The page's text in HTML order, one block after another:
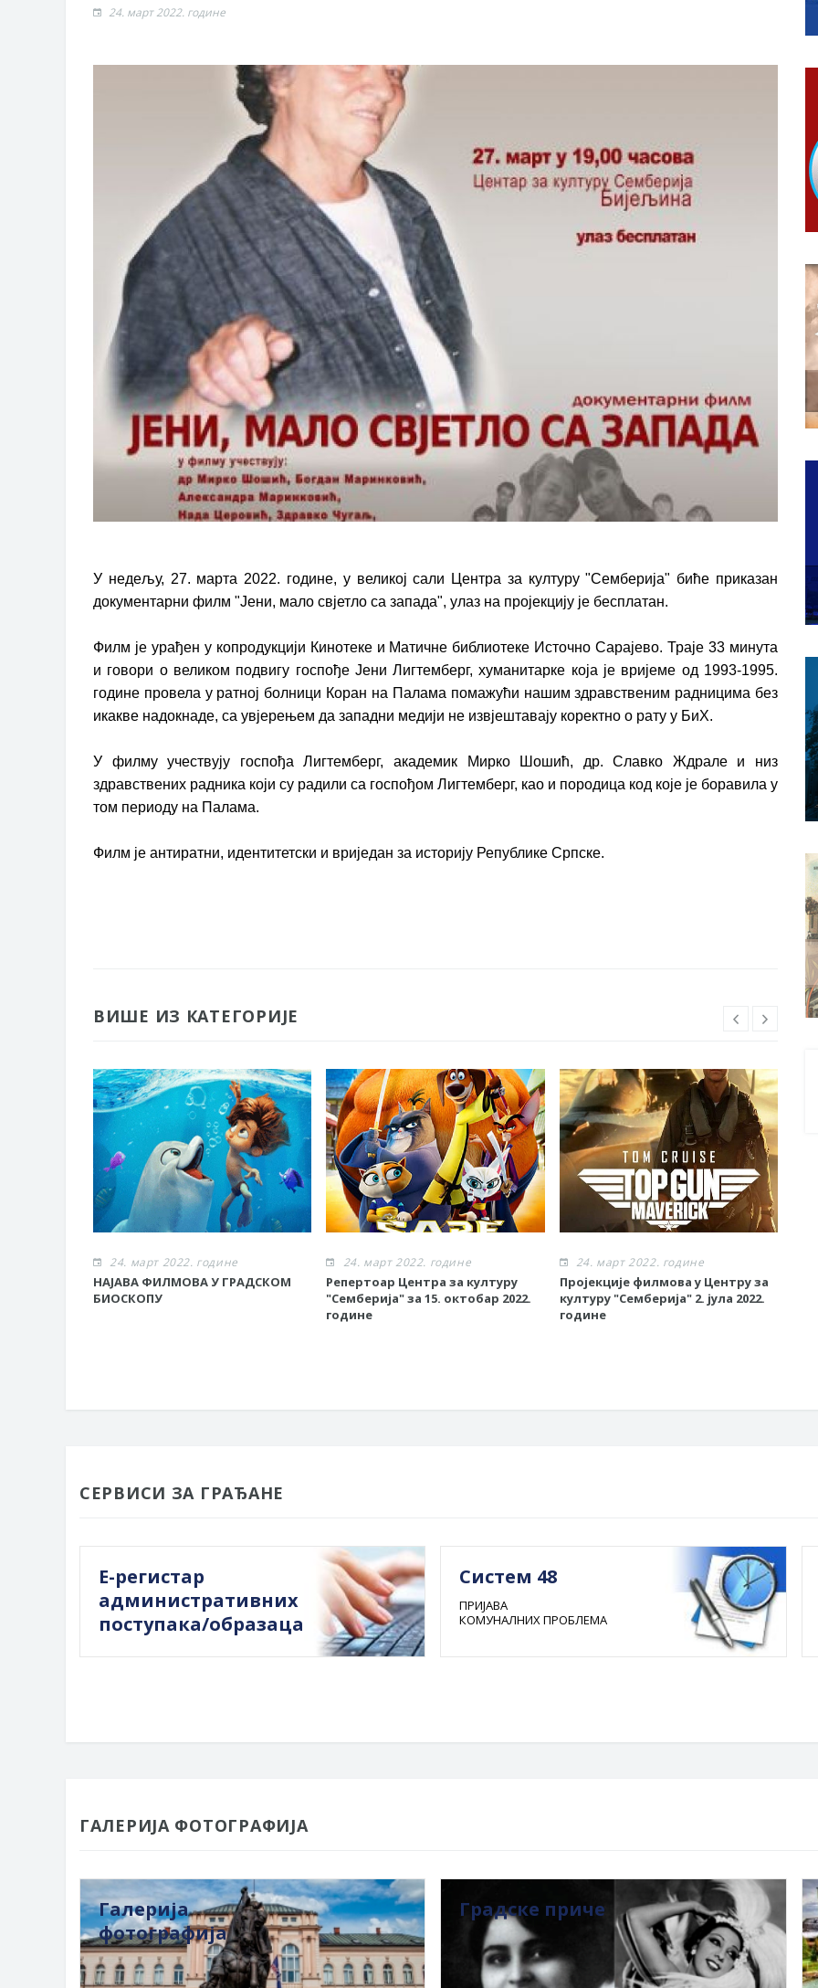
ВЛАСНИКА И ЈАВНИ ПРОСТОР У МЈЕСНИМ ЗАЈЕДНИЦАМА НА ТЕРИТОРИЈИ ГРАДА БИЈЕЉИНА
Обрасци захтјева за регресирано гориво доступни од 13. марта до 15. новембра
Захтјев за издавање ПОНОСНЕ КАРТИЦЕ
Обавјештење о забрани саобраћаја 6. и 7. августа
Обавјештење за предузетника - Вера Ујић
24. март 2022. године
У недељу, 27. марта 2022. године, у великој сали Центра за културу "Семберија" биће приказан
документарни филм "Јени, мало свјетло са запада", улаз на пројекцију је бесплатан.
Филм је урађен у копродукцији Кинотеке и Матичне библиотеке Источно Сарајево. Траје 33 минута
и говори о великом подвигу госпође Јени Лигтемберг, хуманитарке која је вријеме од 1993-1995.
године провела у ратној болници Коран на Палама помажући нашим здравственим радницима без
икакве надокнаде, са увјерењем да западни медији не извјештавају коректно о рату у БиХ.
У филму учествују госпођа Лигтемберг, академик Мирко Шошић, др. Славко Ждрале и низ
здравствених радника који су радили са госпођом Лигтемберг, као и породица код које је боравила у
том периоду на Палама.
Филм је антиратни, идентитетски и вриједан за историју Републике Српске.
ВИШЕ ИЗ КАТЕГОРИЈЕ
24. март 2022. године
НАЈАВА ФИЛМОВА У ГРАДСКОМ
БИОСКОПУ
24. март 2022. године
Репертоар Центра за културу
"Семберија" за 15. октобар 2022.
године
24. март 2022. године
Пројекције филмова у Центру за
културу "Семберија" 2. јула 2022.
године
СЕРВИСИ ЗА ГРАЂАНЕ
Е-регистар
административних
поступака/образаца
Систем 48
ПРИЈАВА
КОМУНАЛНИХ ПРОБЛЕМА
ГАЛЕРИЈА ФОТОГРАФИЈА
Галерија
фотографија
Градске приче